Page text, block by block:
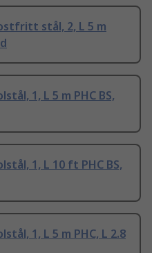
stål, 2, L 5 m
1, L 5 m PHC BS,
1, L 10 ft PHC BS,
1, L 5 m PHC, L 2.8